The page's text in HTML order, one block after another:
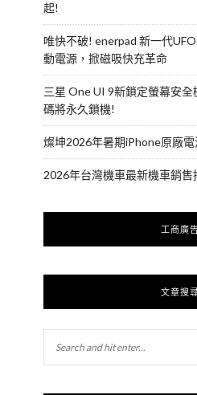
起!
唯快不破! enerpad 新一代
動電源，掀磁吸快充革命
三星 One UI 9新鎖定螢幕安
碼將永久鎖機!
燦坤2026年暑期iPhone原廠
2026年台灣機車最新機車銷售
工商廣
文章搜